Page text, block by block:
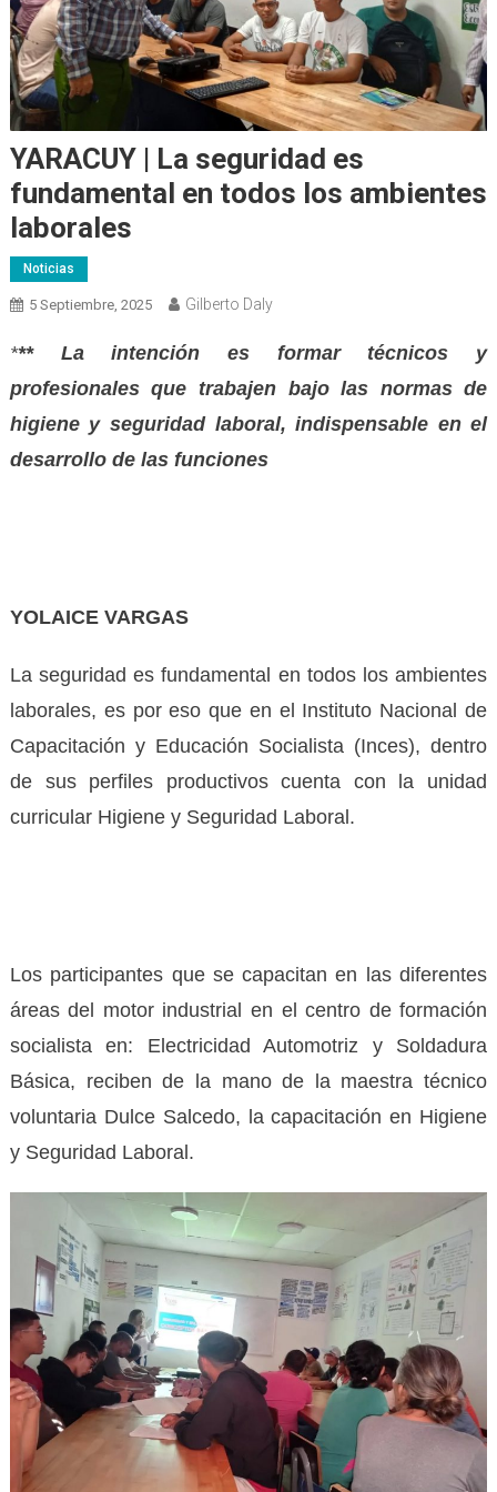
YARACUY | La seguridad es
fundamental en todos los ambientes
laborales
Noticias
5 Septiembre, 2025 Gilberto Daly
*** La intención es formar técnicos y
profesionales que trabajen bajo las normas de
higiene y seguridad laboral, indispensable en el
desarrollo de las funciones
YOLAICE VARGAS
La seguridad es fundamental en todos los ambientes
laborales, es por eso que en el Instituto Nacional de
Capacitación y Educación Socialista (Inces), dentro
de sus perfiles productivos cuenta con la unidad
curricular Higiene y Seguridad Laboral.
Los participantes que se capacitan en las diferentes
áreas del motor industrial en el centro de formación
socialista en: Electricidad Automotriz y Soldadura
Básica, reciben de la mano de la maestra técnico
voluntaria Dulce Salcedo, la capacitación en Higiene
y Seguridad Laboral.